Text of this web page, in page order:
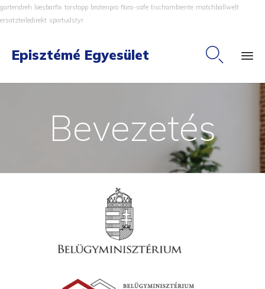
gartendreh loesbarfix torstopp bratenpro flora-safe tischambiente matchballwelt
ersatzteiledirekt sportudstyr
Episztémé Egyesület 
to
Bevezetés